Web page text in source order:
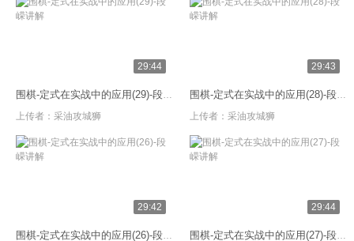
29:44
围棋-定式在实战中的应用(29)-段嵘讲解
上传者： 采油攻城狮
29:43
围棋-定式在实战中的应用(28)-段嵘讲解
上传者： 采油攻城狮
29:42
围棋-定式在实战中的应用(26)-段嵘讲解
29:44
围棋-定式在实战中的应用(27)-段嵘讲解